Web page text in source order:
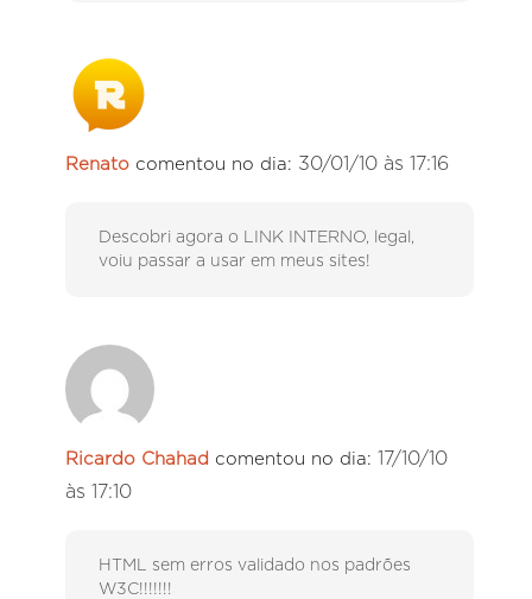
Renato comentou no dia: 30/01/10 às 17:16
Descobri agora o LINK INTERNO, legal,
voiu passar a usar em meus sites!
Ricardo Chahad comentou no dia: 17/10/10
às 17:10
HTML sem erros validado nos padrões
W3C!!!!!!!